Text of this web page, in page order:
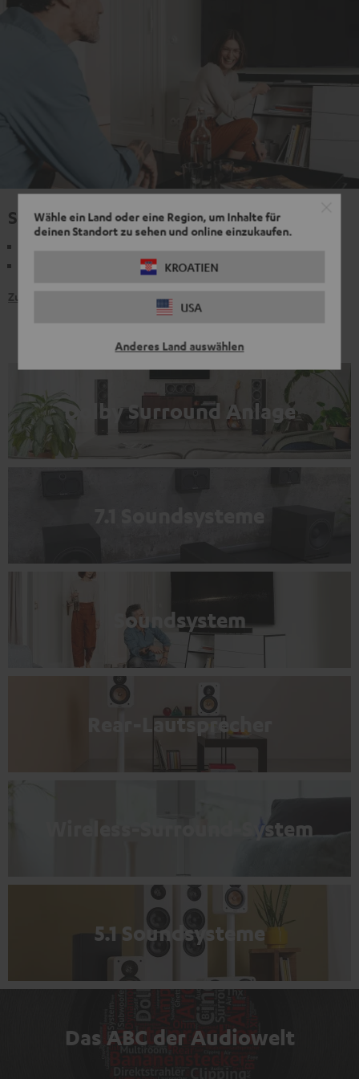
Wähle ein Land oder eine Region, um Inhalte für
deinen Standort zu sehen und online einzukaufen.
KROATIEN
USA
Anderes Land auswählen
Sound am TV
Stereo-Sound oder echter Surround-Sound
Zu den Produkten
Dolby Surround Anlage
7.1 Soundsysteme
Soundsystem
Rear-Lautsprecher
Wireless-Surround-System
5.1 Soundsysteme
Das ABC der Audiowelt